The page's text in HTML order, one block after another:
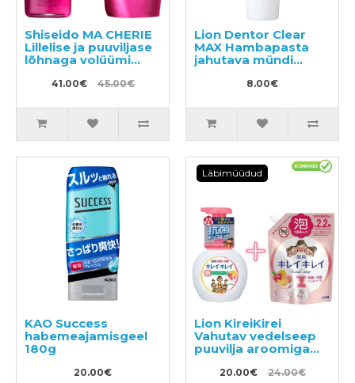
Shiseido MA CHERIE
Lillelise ja puuviljase
lõhnaga volüümi
andev šampoon
450ml + täitepakend
41.00€ 45.00€
Lion Dentor Clear
MAX Hambapasta
jahutava mündi
maitsega 140g
8.00€
KAO Success
habemeajamisgeel
180g
20.00€
Läbimüüdud
Lion KireiKirei
Vahutav vedelseep
puuvilja aroomiga
250ml + täitepakend
450ml20.00€ 24.00€